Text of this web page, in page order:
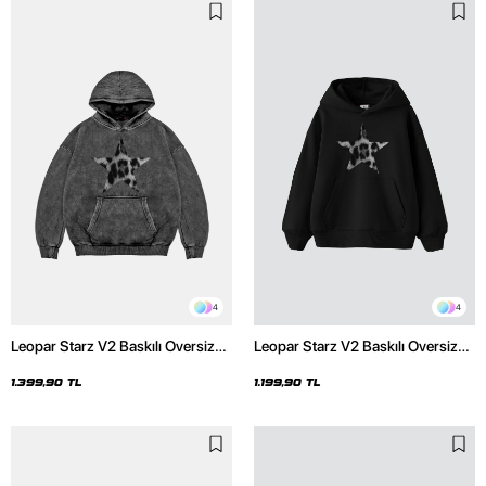
4
Leopar Starz V2 Baskılı Oversize
Hoodie
1.399,90 TL
4
Leopar Starz V2 Baskılı Oversize
1.199,90 TL